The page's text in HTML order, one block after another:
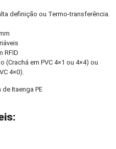
definição ou Termo-transferência.
RFID
em PVC 4×1 ou 4×4) ou
4×0).
Itaenga PE